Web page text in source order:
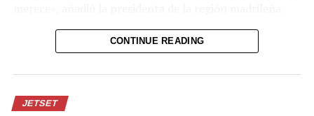
El incendio forestal que afectó el noroeste de la región
de Madrid arrasó 27.000 hectáreas y dejó a más de
50.000 personas afectadas entre evacuados y
CONTINUE READING
JETSET